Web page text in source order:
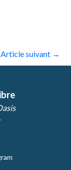
Article suivant →